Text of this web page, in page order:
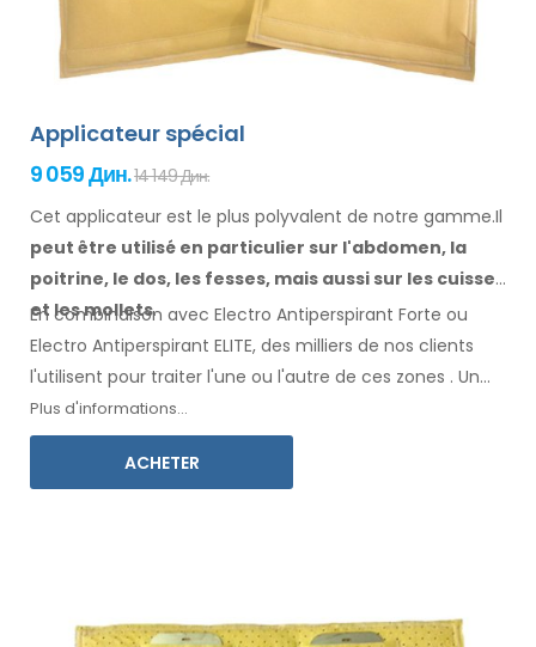
Applicateur spécial
9 059 Дин.14 149 Дин.
Cet applicateur est le plus polyvalent de notre gamme.Il
peut être utilisé en particulier sur l'abdomen, la
poitrine, le dos, les fesses, mais aussi sur les cuisses
et les mollets.
En combinaison avec Electro Antiperspirant Forte ou
Electro Antiperspirant ELITE, des milliers de nos clients
l'utilisent pour traiter l'une ou l'autre de ces zones . Un
mode d'emploidans votre langue
Plus d'informations...
ACHETER